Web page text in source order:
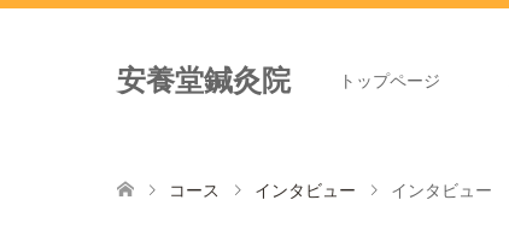
安養堂鍼灸院 トップページ
コース インタビュー インタビュー